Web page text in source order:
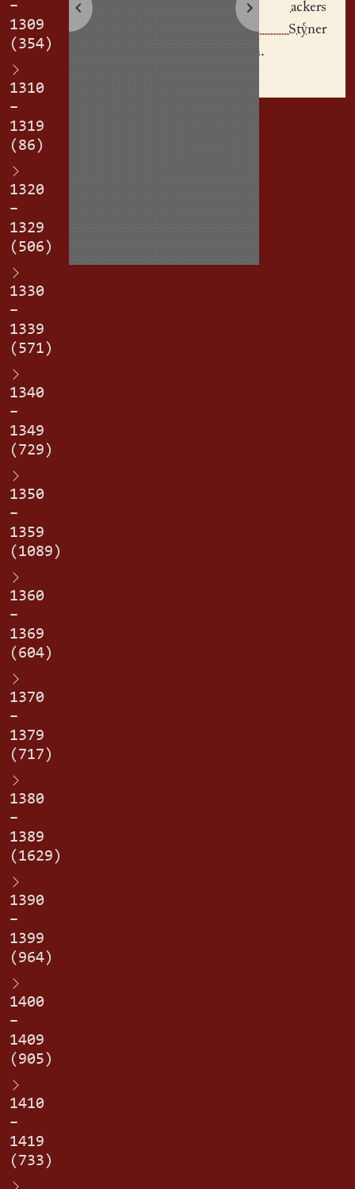
–
1309
(354)
1310
–
1319
(86)
1320
–
1329
(506)
1330
–
1339
(571)
1340
–
1349
(729)
1350
–
1359
(1089)
1360
–
1369
(604)
1370
–
1379
(717)
1380
–
1389
(1629)
1390
–
1399
(964)
1400
–
1409
(905)
1410
–
1419
(733)
huben
ackers
Gunczel Stner
erblichen.